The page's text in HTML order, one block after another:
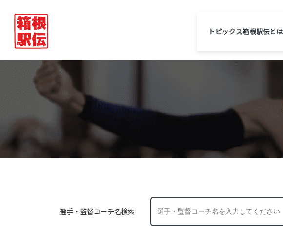
トピックス箱根駅伝とは
選手・監督コーチ名検索